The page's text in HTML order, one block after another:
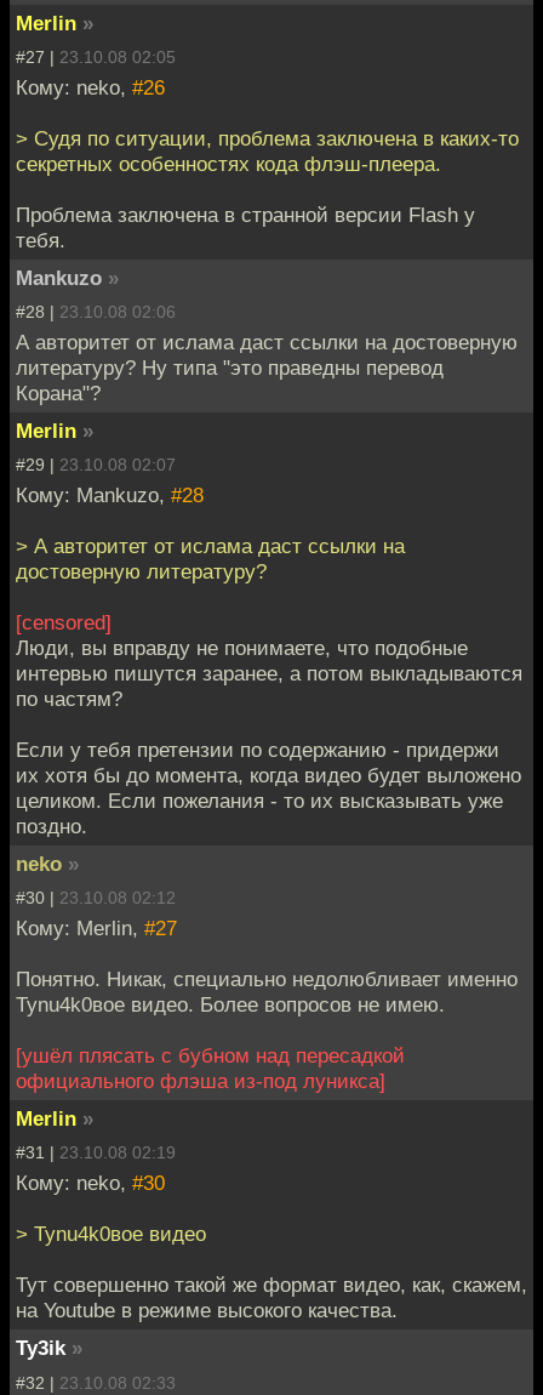
Merlin »
#27 | 23.10.08 02:05
Кому: neko, #26
> Судя по ситуации, проблема заключена в каких-то
секретных особенностях кода флэш-плеера.
Проблема заключена в странной версии Flash у
тебя.
Mankuzo »
#28 | 23.10.08 02:06
А авторитет от ислама даст ссылки на достоверную
литературу? Ну типа "это праведны перевод
Корана"?
Merlin »
#29 | 23.10.08 02:07
Кому: Mankuzo, #28
> А авторитет от ислама даст ссылки на
достоверную литературу?
[censored]
Люди, вы вправду не понимаете, что подобные
интервью пишутся заранее, а потом выкладываются
по частям?
Если у тебя претензии по содержанию - придержи
их хотя бы до момента, когда видео будет выложено
целиком. Если пожелания - то их высказывать уже
поздно.
neko »
#30 | 23.10.08 02:12
Кому: Merlin, #27
Понятно. Никак, специально недолюбливает именно
Tynu4k0вое видео. Более вопросов не имею.
[ушёл плясать с бубном над пересадкой
официального флэша из-под луникса]
Merlin »
#31 | 23.10.08 02:19
Кому: neko, #30
> Tynu4k0вое видео
Тут совершенно такой же формат видео, как, скажем,
на Youtube в режиме высокого качества.
Ty3ik »
#32 | 23.10.08 02:33